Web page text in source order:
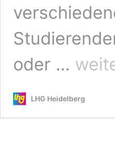
oder …
2018
LHG Heidelberg